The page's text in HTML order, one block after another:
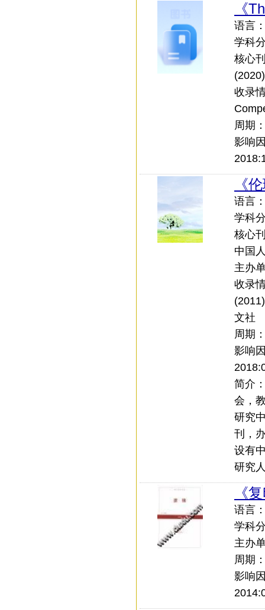
《
语言
学科
核心
收录
周期
影响
《
语言
学科
核心
中国
主办
收录
文社
周期
影响
简介
会，
研究
刊，
设有
研究
《
语言
学科
主办
周期
影响